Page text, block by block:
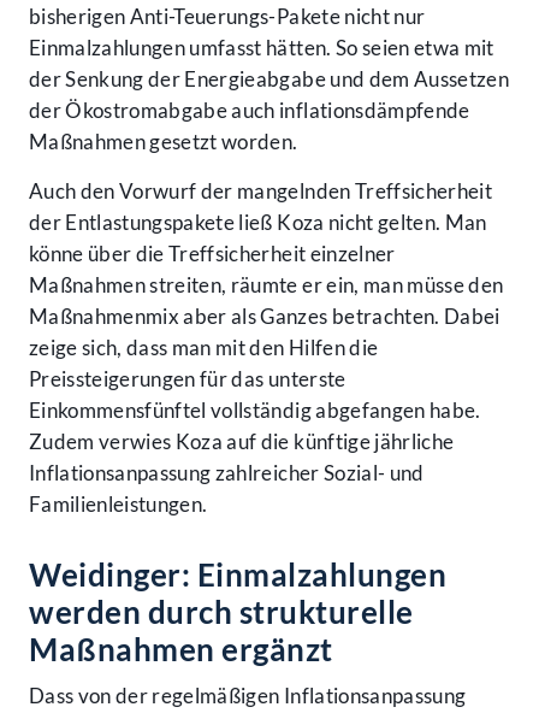
bisherigen Anti-Teuerungs-Pakete nicht nur
Einmalzahlungen umfasst hätten. So seien etwa mit
der Senkung der Energieabgabe und dem Aussetzen
der Ökostromabgabe auch inflationsdämpfende
Maßnahmen gesetzt worden.
Auch den Vorwurf der mangelnden Treffsicherheit
der Entlastungspakete ließ Koza nicht gelten. Man
könne über die Treffsicherheit einzelner
Maßnahmen streiten, räumte er ein, man müsse den
Maßnahmenmix aber als Ganzes betrachten. Dabei
zeige sich, dass man mit den Hilfen die
Preissteigerungen für das unterste
Einkommensfünftel vollständig abgefangen habe.
Zudem verwies Koza auf die künftige jährliche
Inflationsanpassung zahlreicher Sozial- und
Familienleistungen.
Weidinger: Einmalzahlungen
werden durch strukturelle
Maßnahmen ergänzt
Dass von der regelmäßigen Inflationsanpassung